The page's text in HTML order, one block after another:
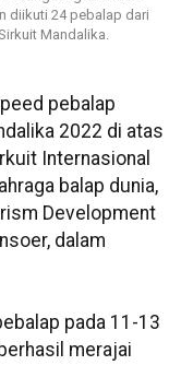
diikuti 24 pebalap dari
Mandalika.
pebalap
2022 di atas
Internasional
balap dunia,
Development
dalam
pada 11-13
merajai